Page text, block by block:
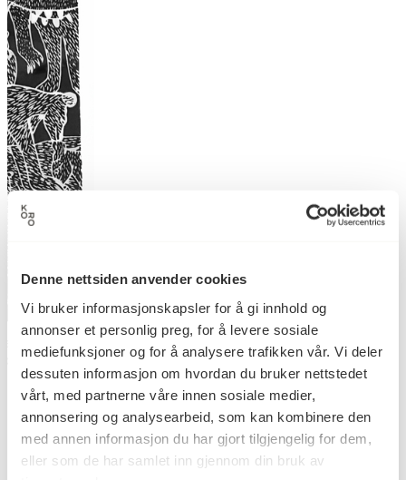
Denne nettsiden anvender cookies
Vi bruker informasjonskapsler for å gi innhold og
annonser et personlig preg, for å levere sosiale
mediefunksjoner og for å analysere trafikken vår. Vi deler
dessuten informasjon om hvordan du bruker nettstedet
vårt, med partnerne våre innen sosiale medier,
annonsering og analysearbeid, som kan kombinere den
med annen informasjon du har gjort tilgjengelig for dem,
eller som de har samlet inn gjennom din bruk av
KORO
Detaljer